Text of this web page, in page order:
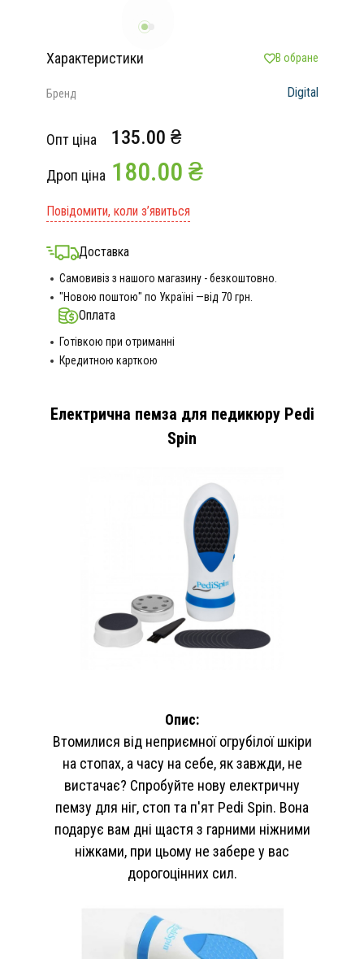
Характеристики В обране
Бренд Digital
Опт ціна 135.00 ₴
Дроп ціна 180.00 ₴
Повідомити, коли з’явиться
Доставка
Самовивіз з нашого магазину - безкоштовно.
"Новою поштою" по Україні —від 70 грн.
Оплата
Готівкою при отриманні
Кредитною карткою
Електрична пемза для педикюру Pedi
Spin
Опис:
Втомилися від неприємної огрубілої шкіри
на стопах, а часу на себе, як завжди, не
вистачає? Спробуйте нову електричну
пемзу для ніг, стоп та п'ят Pedi Spin. Вона
подарує вам дні щастя з гарними ніжними
ніжками, при цьому не забере у вас
дорогоцінних сил.